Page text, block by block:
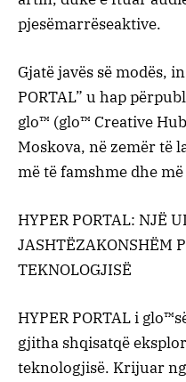
pjesëmarrëseaktive.
Gjatëjavës sëmodës,
PORTAL” u happër
glo™ (glo™ Creative Hub
Moskova, nëzemërtë
mëtëfamshmedhemë
HYPER PORTAL: NJË
JASHTËZAKONSHËM
TEKNOLOGJISË
HYPER PORTALi glo™
gjitha shqisatqë
teknologjisë. Krijuar